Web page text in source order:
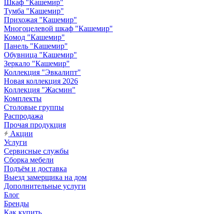
Шкаф "Кашемир"
Тумба "Кашемир"
Прихожая "Кашемир"
Многоцелевой шкаф "Кашемир"
Комод "Кашемир"
Панель "Кашемир"
Обувница "Кашемир"
Зеркало "Кашемир"
Коллекция "Эвкалипт"
Новая коллекция 2026
Коллекция "Жасмин"
Комплекты
Столовые группы
Распродажа
Прочая продукция
Акции
Услуги
Сервисные службы
Сборка мебели
Подъём и доставка
Выезд замерщика на дом
Дополнительные услуги
Блог
Бренды
Как купить